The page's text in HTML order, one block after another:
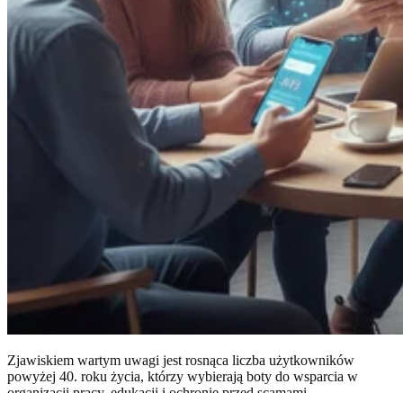
Zjawiskiem wartym uwagi jest rosnąca liczba użytkowników
powyżej 40. roku życia, którzy wybierają boty do wsparcia w